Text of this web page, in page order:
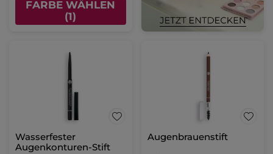
FARBE WÄHLEN
(1)
Wasserfester
Augenkonturen-Stift
Augenbrauenstift